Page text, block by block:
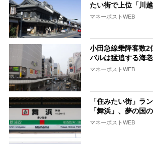
たい街で上位「川
マネーポストWEB
小田急線乗降客数
バルは猛追する海
マネーポストWEB
「住みたい街」ラ
「舞浜」、夢の国
マネーポストWEB